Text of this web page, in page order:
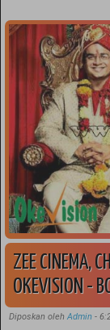
ZEE CINEMA,
OKEVISION -
Diposkan olehAdmin -